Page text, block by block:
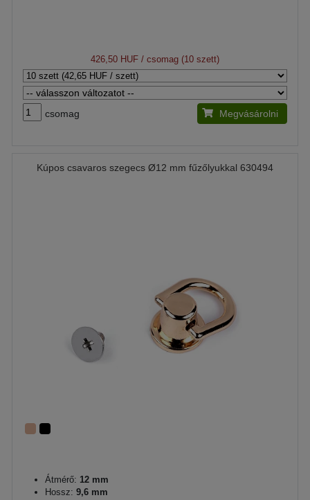
426,50 HUF / csomag (10 szett)
csomag Megvásárolni
Kúpos csavaros szegecs Ø12 mm fűzőlyukkal 630494
Átmérő: 12 mm
Hossz: 9,6 mm